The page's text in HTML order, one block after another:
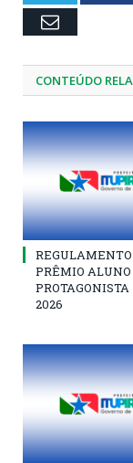
Email
CONTEÚDO
PRÊMIO ALUNO
2026